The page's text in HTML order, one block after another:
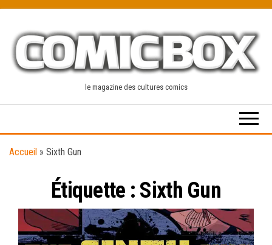
content
le magazine des cultures comics
Accueil » Sixth Gun
Étiquette : Sixth Gun